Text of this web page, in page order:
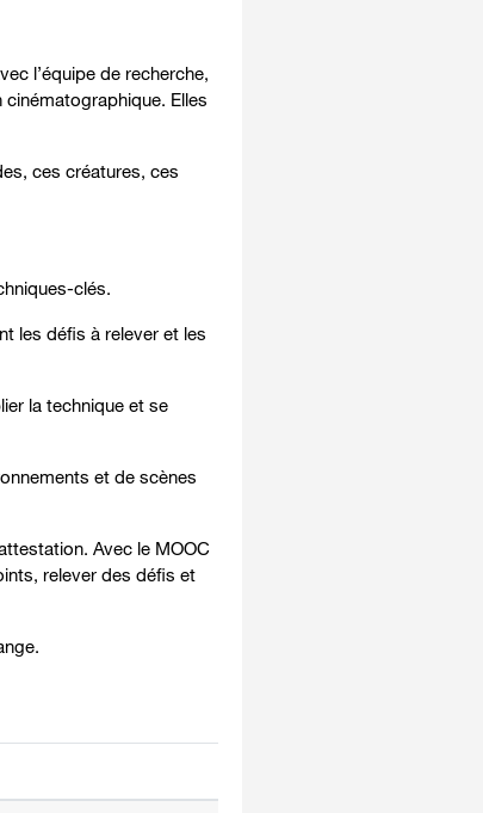
l’équipe de recherche,
Elles
ces créatures, ces
clés.
les défis à relever et les
la technique et se
et de scènes
Avec le MOOC
relever des défis et